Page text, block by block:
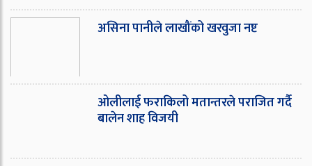
असिना पानीले लाखौंको खरवुजा नष्ट
ओ‌लीलाई फराकिलो मतान्तरले पराजित गर्दै
बालेन शाह विजयी